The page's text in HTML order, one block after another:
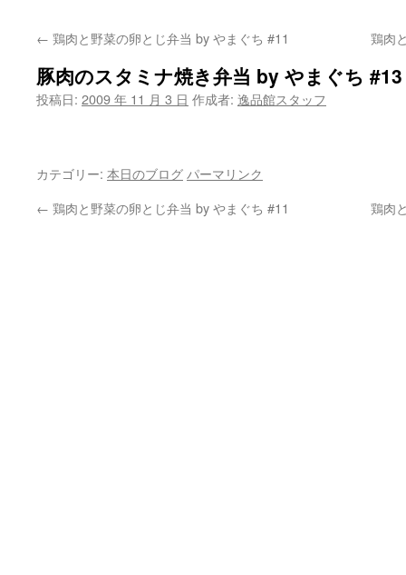
← 鶏肉と野菜の卵とじ弁当 by やまぐち #11 鶏肉
豚肉のスタミナ焼き弁当 by やまぐち #13
投稿日: 2009 年 11 月 3 日 作成者: 逸品館スタッフ
カテゴリー: 本日のブログ パーマリンク
← 鶏肉と野菜の卵とじ弁当 by やまぐち #11 鶏肉